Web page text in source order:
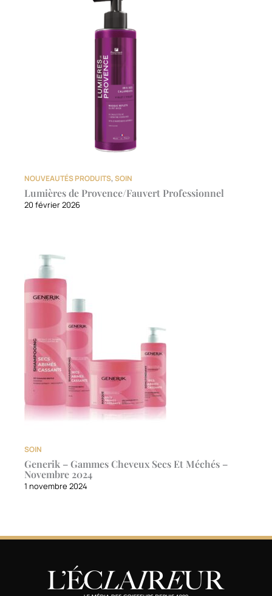
NOUVEAUTÉS PRODUITS,SOIN
Lumières de Provence/Fauvert Professionnel
20 février 2026
SOIN
Generik – Gammes Cheveux Secs Et Méchés –
Novembre 2024
1 novembre 2024